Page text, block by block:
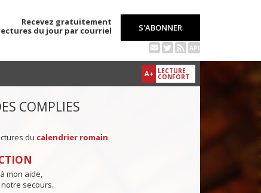
Recevez gratuitement
du jour par courriel
S'ABONNER
API
A+ LECTURE
CONFORT
COMPLIES
du calendrier romain.
mon aide,
secours.